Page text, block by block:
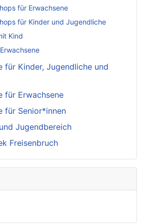
für Erwachsene
für Kinder und Jugendliche
Kind
für Kinder, Jugendliche und
für Erwachsene
für Senior*innen
Jugendbereich
Freisenbruch